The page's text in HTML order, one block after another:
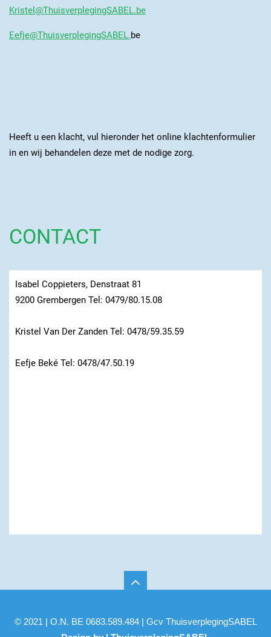
Kristel@ThuisverplegingSABEL.be
Eefje@ThuisverplegingSABEL.be
Heeft u een klacht, vul hieronder het online klachtenformulier
in en wij behandelen deze met de nodige zorg.
CONTACT
Isabel Coppieters, Denstraat 81
9200 Grembergen Tel: 0479/80.15.08
Kristel Van Der Zanden Tel: 0478/59.35.59
Eefje Beké Tel: 0478/47.50.19
© 2021 | O.N. BE 0683.589.484 | Gcv ThuisverplegingSABEL